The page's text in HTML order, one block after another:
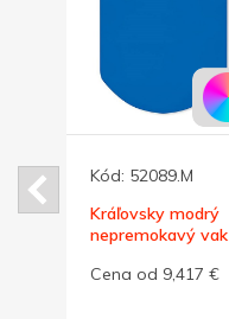
Kód: 52089.M
Kráľovsky modrý
nepremokavý vak
Cena od 9,417 €